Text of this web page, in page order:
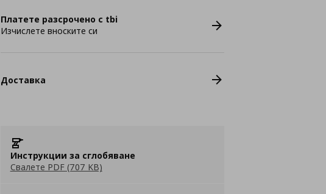
Платете разсрочено с tbi
Изчислете вноските си
Доставка
Инструкции за сглобяване
Свалете PDF (707 KB)